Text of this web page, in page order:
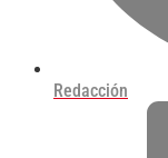
Redacción